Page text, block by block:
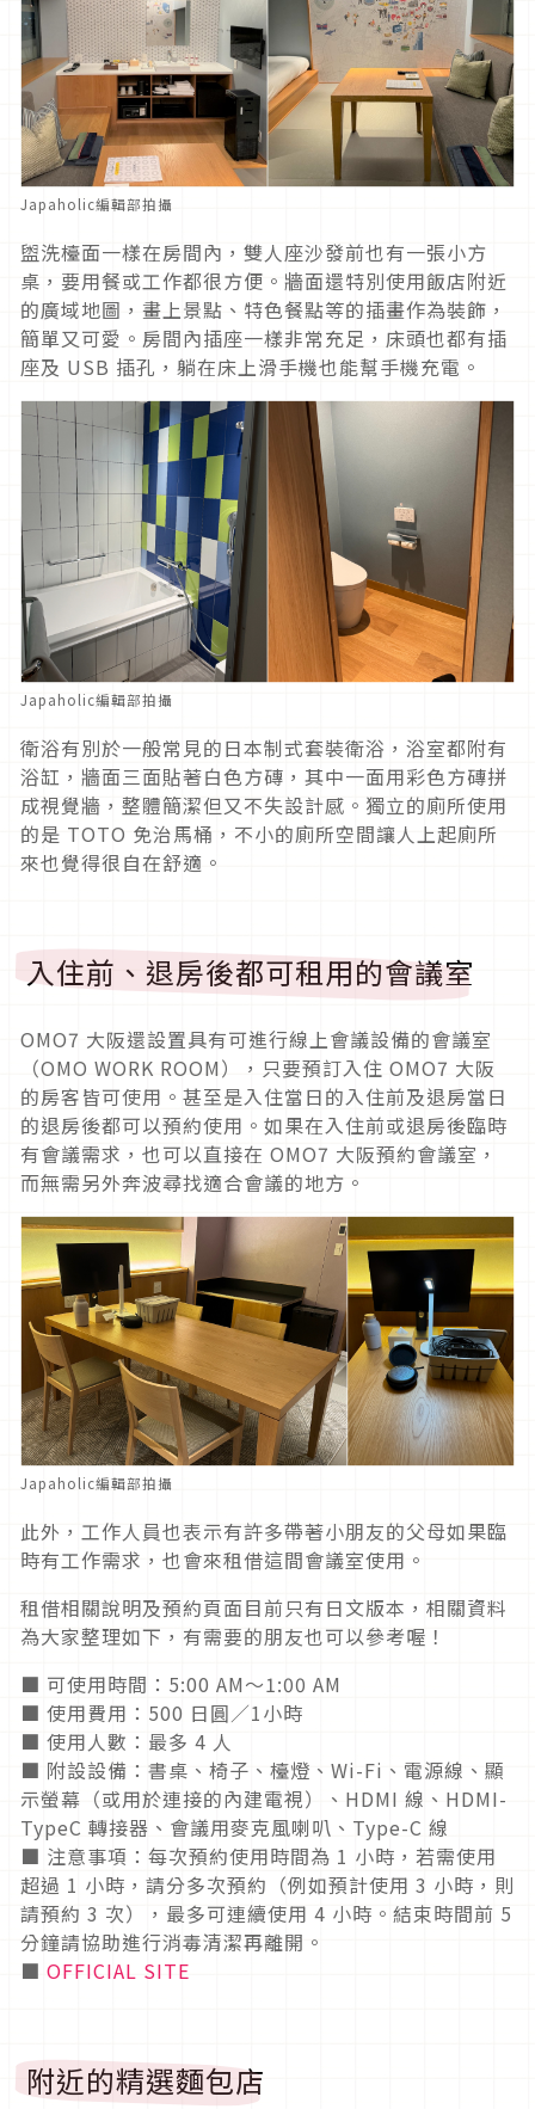
Japaholic編輯部拍攝
盥洗檯面一樣在房間內，雙人座沙發前也有一張小方
桌，要用餐或工作都很方便。牆面還特別使用飯店附近
的廣域地圖，畫上景點、特色餐點等的插畫作為裝飾，
簡單又可愛。房間內插座一樣非常充足，床頭也都有插
座及 USB 插孔，躺在床上滑手機也能幫手機充電。
Japaholic編輯部拍攝
衛浴有別於一般常見的日本制式套裝衛浴，浴室都附有
浴缸，牆面三面貼著白色方磚，其中一面用彩色方磚拼
成視覺牆，整體簡潔但又不失設計感。獨立的廁所使用
的是 TOTO 免治馬桶，不小的廁所空間讓人上起廁所
來也覺得很自在舒適。
入住前、退房後都可租用的會議室
OMO7 大阪還設置具有可進行線上會議設備的會議室
（OMO WORK ROOM），只要預訂入住 OMO7 大阪
的房客皆可使用。甚至是入住當日的入住前及退房當日
的退房後都可以預約使用。如果在入住前或退房後臨時
有會議需求，也可以直接在 OMO7 大阪預約會議室，
而無需另外奔波尋找適合會議的地方。
Japaholic編輯部拍攝
此外，工作人員也表示有許多帶著小朋友的父母如果臨
時有工作需求，也會來租借這間會議室使用。
租借相關說明及預約頁面目前只有日文版本，相關資料
為大家整理如下，有需要的朋友也可以參考喔！
■ 可使用時間：5:00 AM～1:00 AM
■ 使用費用：500 日圓／1小時
■ 使用人數：最多 4 人
■ 附設設備：書桌、椅子、檯燈、Wi-Fi、電源線、顯
示螢幕（或用於連接的內建電視）、HDMI 線、HDMI-
TypeC 轉接器、會議用麥克風喇叭、Type-C 線
■ 注意事項：每次預約使用時間為 1 小時，若需使用
超過 1 小時，請分多次預約（例如預計使用 3 小時，則
請預約 3 次），最多可連續使用 4 小時。結束時間前 5
分鐘請協助進行消毒清潔再離開。
■ OFFICIAL SITE
附近的精選麵包店